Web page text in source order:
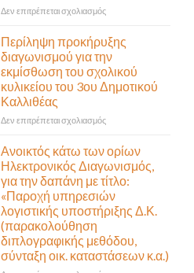
δια
ζώσης
(στην
αίθουσα
&
τηλεδιάσκεψη
(μικτή
συνεδρίαση),
την
Πέμπτη
06
Αυγούστου
&
ώρα
Δεν επιτρέπεται σχολιασμόςστο
προκήρυξης
διαγωνισμού
για
την
εκμίσθωση
1ου
Δημοτικού
Καλλιθέας
Περίληψη προκήρυξης
διαγωνισμού για την
εκμίσθωση του σχολικού
κυλικείου του 3ου Δημοτικού
Καλλιθέας
Δεν επιτρέπεται σχολιασμόςστο
προκήρυξης
διαγωνισμού
για
την
εκμίσθωση
του
κυλικείου
του
Ανοικτός κάτω των ορίων
Ηλεκτρονικός Διαγωνισμός,
για την δαπάνη με τίτλο:
«Παροχή υπηρεσιών
λογιστικής υποστήριξης Δ.Κ.
(παρακολούθηση
διπλογραφικής μεθόδου,
σύνταξη οικ. καταστάσεων κ.α.)